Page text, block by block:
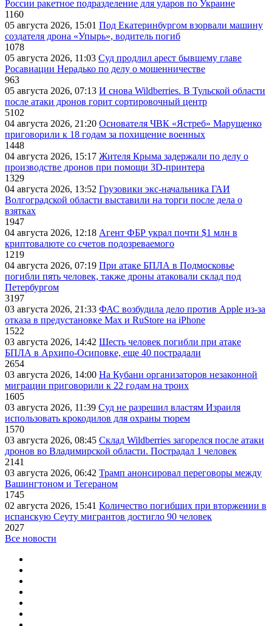
России ракетное подразделение для ударов по Украине
1160
05 августа 2026, 15:01 Под Екатеринбургом взорвали машину
создателя дрона «Упырь», водитель погиб
1078
05 августа 2026, 11:03 Суд продлил арест бывшему главе
Росавиации Нерадько по делу о мошенничестве
963
05 августа 2026, 07:13 И снова Wildberries. В Тульской области
после атаки дронов горит сортировочный центр
5102
04 августа 2026, 21:20 Основателя ЧВК «Ястреб» Марущенко
приговорили к 18 годам за похищение военных
1448
04 августа 2026, 15:17 Жителя Крыма задержали по делу о
производстве дронов при помощи 3D‑принтера
1329
04 августа 2026, 13:52 Грузовики экс-начальника ГАИ
Волгоградской области выставили на торги после дела о
взятках
1947
04 августа 2026, 12:18 Агент ФБР украл почти $1 млн в
криптовалюте со счетов подозреваемого
1219
04 августа 2026, 07:19 При атаке БПЛА в Подмосковье
погибли пять человек, также дроны атаковали склад под
Петербургом
3197
03 августа 2026, 21:33 ФАС возбудила дело против Apple из-за
отказа в предустановке Max и RuStore на iPhone
1522
03 августа 2026, 14:42 Шесть человек погибли при атаке
БПЛА в Архипо-Осиповке, еще 40 пострадали
2654
03 августа 2026, 14:00 На Кубани организаторов незаконной
миграции приговорили к 22 годам на троих
1605
03 августа 2026, 11:39 Суд не разрешил властям Израиля
использовать крокодилов для охраны тюрем
1570
03 августа 2026, 08:45 Склад Wildberries загорелся после атаки
дронов во Владимирской области. Пострадал 1 человек
2141
03 августа 2026, 06:42 Трамп анонсировал переговоры между
Вашингтоном и Тегераном
1745
02 августа 2026, 15:41 Количество погибших при вторжении в
испанскую Сеуту мигрантов достигло 90 человек
2027
Все новости